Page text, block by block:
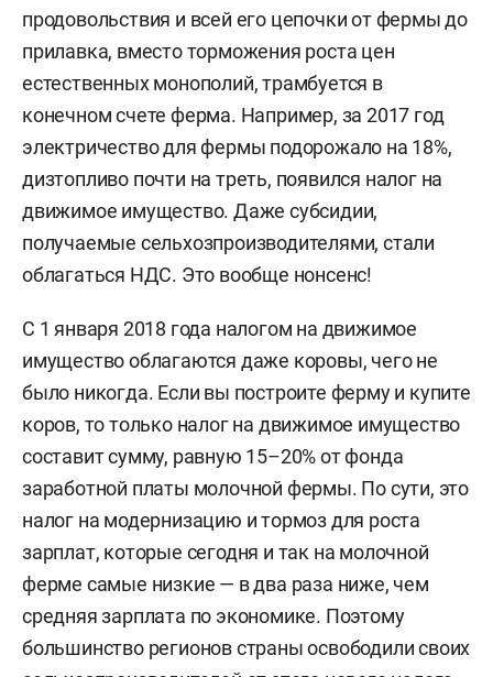
продовольствия и всей его цепочки от фермы до
прилавка, вместо торможения роста цен
естественных монополий, трамбуется в
конечном счете ферма. Например, за 2017 год
электричество для фермы подорожало на 18%,
дизтопливо почти на треть, появился налог на
движимое имущество. Даже субсидии,
получаемые сельхозпроизводителями, стали
облагаться НДС. Это вообще нонсенс!
С 1 января 2018 года налогом на движимое
имущество облагаются даже коровы, чего не
было никогда. Если вы построите ферму и купите
коров, то только налог на движимое имущество
составит сумму, равную 15–20% от фонда
заработной платы молочной фермы. По сути, это
налог на модернизацию и тормоз для роста
зарплат, которые сегодня и так на молочной
ферме самые низкие — в два раза ниже, чем
средняя зарплата по экономике. Поэтому
большинство регионов страны освободили своих